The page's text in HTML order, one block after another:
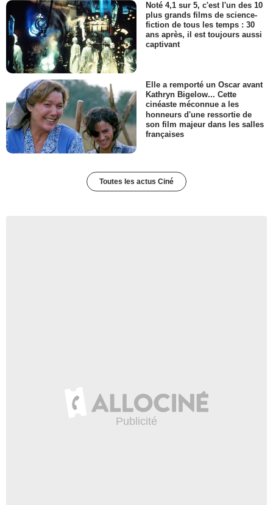
Noté 4,1 sur 5, c'est l'un des 10
plus grands films de science-
fiction de tous les temps : 30
ans après, il est toujours aussi
captivant
Elle a remporté un Oscar avant
Kathryn Bigelow... Cette
cinéaste méconnue a les
honneurs d'une ressortie de
son film majeur dans les salles
françaises
Toutes les actus Ciné